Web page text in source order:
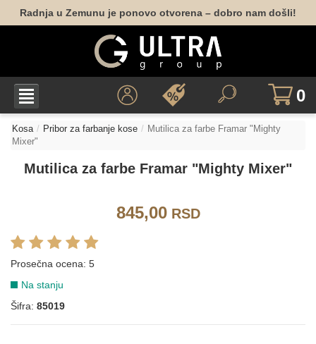
Radnja u Zemunu je ponovo otvorena – dobro nam došli!
0
Kosa Pribor za farbanje kose
Mutilica za farbe Framar "Mighty
Mixer"
Mutilica za farbe Framar "Mighty Mixer"
845,00RSD
Prosečna ocena: 5
Na stanju
Šifra: 85019